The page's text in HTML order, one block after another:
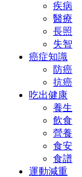
疾病
醫療
長照
失智
癌症知識
防癌
抗癌
吃出健康
養生
飲食
營養
食安
食譜
運動減重